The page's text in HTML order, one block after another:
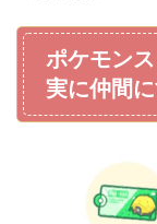
ポケモン
実に仲間